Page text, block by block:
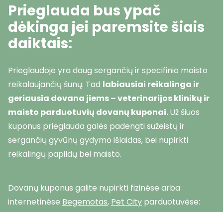
Prieglauda bus ypač
dėkinga jei paremsite šiais
daiktais:
Prieglaudoje yra daug sergančių ir specifinio maisto
reikalaujančių šunų. Tad labiausiai reikalinga ir
geriausia dovana jiems – veterinarijos klinikų ir
maisto parduotuvių dovanų kuponai.Už šiuos
kuponus prieglauda galės padengti sužeistų ir
sergančių gyvūnų gydymo išlaidas, bei nupirkti
reikalingų papildų bei maisto.
Dovanų kuponus galite nupirkti fizinėse arba
internetinėse Begemotas, Pet City parduotuvėse: